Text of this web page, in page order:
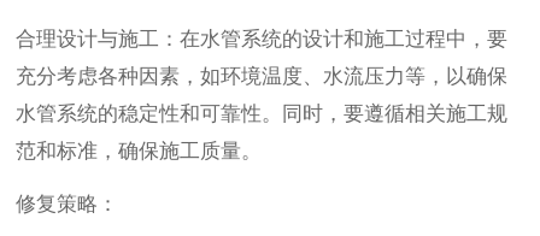
合理设计与施工：在水管系统的设计和施工过程中，要
充分考虑各种因素，如环境温度、水流压力等，以确保
水管系统的稳定性和可靠性。同时，要遵循相关施工规
范和标准，确保施工质量。
修复策略：